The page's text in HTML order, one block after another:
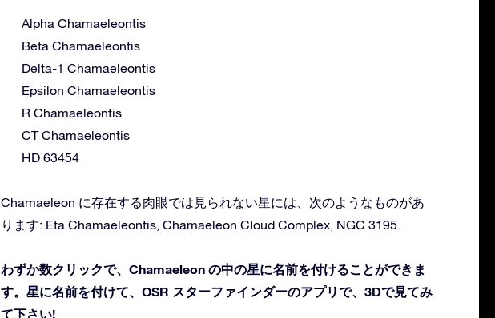
Alpha Chamaeleontis
Beta Chamaeleontis
Delta-1 Chamaeleontis
Epsilon Chamaeleontis
R Chamaeleontis
CT Chamaeleontis
HD 63454
Chamaeleon に存在する肉眼では見られない星には、次のようなものがあ
ります: Eta Chamaeleontis, Chamaeleon Cloud Complex, NGC 3195.
わずか数クリックで、Chamaeleon の中の星に名前を付けることができま
す。星に名前を付けて、OSR スターファインダーのアプリで、3Dで見てみ
て下さい!